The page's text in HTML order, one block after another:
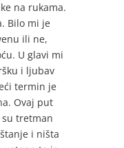
na rukama.
Bilo mi je
ili ne,
U glavi mi
i ljubav
termin je
Ovaj put
su tretman
i ništa